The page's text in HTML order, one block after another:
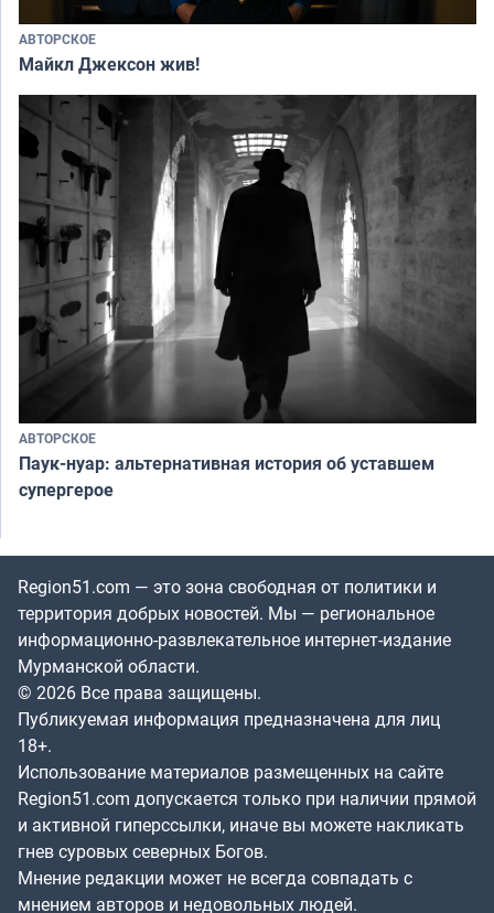
АВТОРСКОЕ
Майкл Джексон жив!
АВТОРСКОЕ
Паук-нуар: альтернативная история об уставшем
супергерое
Region51.com — это зона свободная от политики и
территория добрых новостей. Мы — региональное
информационно-развлекательное интернет-издание
Мурманской области.
© 2026 Все права защищены.
Публикуемая информация предназначена для лиц
18+.
Использование материалов размещенных на сайте
Region51.com допускается только при наличии прямой
и активной гиперссылки, иначе вы можете накликать
гнев суровых северных Богов.
Мнение редакции может не всегда совпадать с
мнением авторов и недовольных людей.